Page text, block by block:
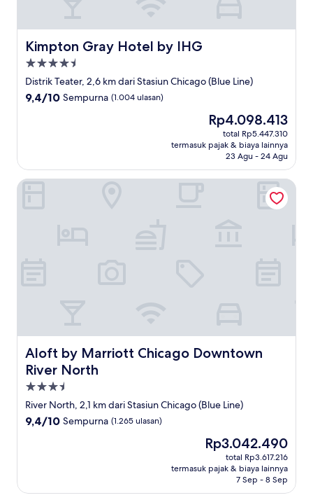
Kimpton Gray Hotel by IHG
Kimpton Gray Hotel by IHG
Properti
bintang
4.5
Distrik Teater, 2,6 km dari Stasiun Chicago (Blue Line)
9.4
9,4/10 Sempurna (1.004 ulasan)
Harga
sekarang
Rp4.098.413
Rp4.098.413
total Rp5.447.310
termasuk pajak & biaya lainnya
23 Agu - 24 Agu
Aloft by Marriott Chicago Downtown
River North
Aloft by Marriott Chicago Downtown River North
Properti
bintang
3.5
River North, 2,1 km dari Stasiun Chicago (Blue Line)
9.4
9,4/10 Sempurna (1.265 ulasan)
Harga
sekarang
Rp3.042.490
Rp3.042.490
total Rp3.617.216
termasuk pajak & biaya lainnya
7 Sep - 8 Sep
Aloft by Marriott Chicago Downtown River North